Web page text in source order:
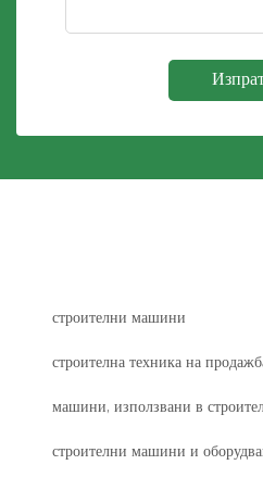
строителни машини
строителна техника на
машини, използвани в
строителни машини и